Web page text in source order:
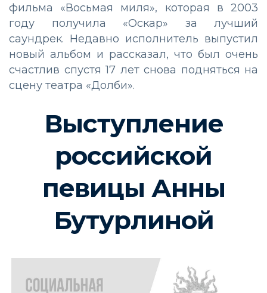
фильма «Восьмая миля», которая в 2003
году получила «Оскар» за лучший
саундрек. Недавно исполнитель выпустил
новый альбом и рассказал, что был очень
счастлив спустя 17 лет снова подняться на
сцену театра «Долби».
Выступление
российской
певицы Анны
Бутурлиной